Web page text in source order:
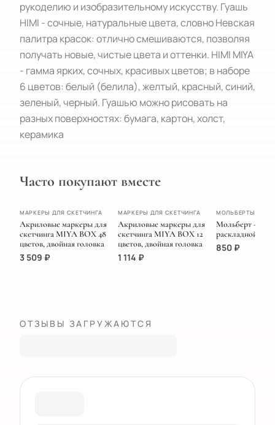
рукоделию и изобразительному искусству. Гуашь
HIMI - сочные, натуральные цвета, словно Невская
палитра красок: отлично смешиваются, позволяя
получать новые, чистые цвета и оттенки. HIMI MIYA
- гамма ярких, сочных, красивых цветов; в наборе
6 цветов: белый (белила), желтый, красный, синий,
зеленый, черный. Гуашью можно рисовать на
разных поверхностях: бумага, картон, холст,
керамика
Часто покупают вместе
МАРКЕРЫ ДЛЯ СКЕТЧИНГА
Акриловые маркеры для
скетчинга MIYA BOX 48
цветов, двойная головка
3 509 ₽
МАРКЕРЫ ДЛЯ СКЕТЧИНГА
Акриловые маркеры для
скетчинга MIYA BOX 12
цветов, двойная головка
1 114 ₽
ПОПУЛЯРНОЕ
МОЛЬБЕРТЫ
Мольберт -
раскладной
850 ₽
ОТЗЫВЫ ЗАГРУЖАЮТСЯ